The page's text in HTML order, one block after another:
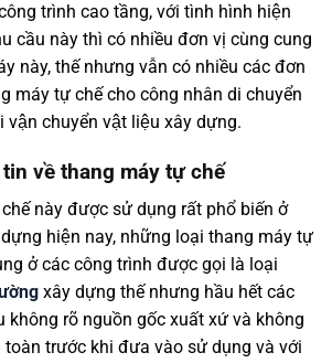
trình cao tầng, với tình hình hiện
cầu này thì có nhiều đơn vị cùng cung
này, thế nhưng vẫn có nhiều các đơn
máy tự chế cho công nhân di chuyển
chuyển vật liệu xây dựng.
về thang máy tự chế
này được sử dụng rất phổ biến ở
hiện nay, những loại thang máy tự
ở các công trình được gọi là loại
xây dựng thế nhưng hầu hết các
không rõ nguồn gốc xuất xứ và không
trước khi đưa vào sử dụng và với